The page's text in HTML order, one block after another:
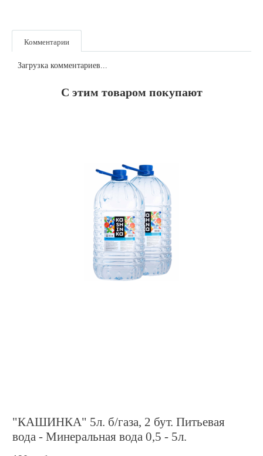
Комментарии
Загрузка комментариев...
С этим товаром покупают
"КАШИНКА" 5л. б/газа, 2 бут. Питьевая
вода - Минеральная вода 0,5 - 5л.